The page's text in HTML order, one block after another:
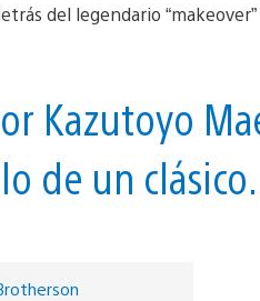
Kazutoyo
de un